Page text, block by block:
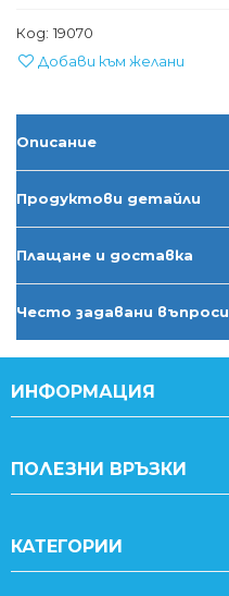
Код: 19070
Добави към желани
Описание
Продуктови детайли
Плащане и доставка
Често задавани въпроси
ИНФОРМАЦИЯ
ПОЛЕЗНИ ВРЪЗКИ
КАТЕГОРИИ